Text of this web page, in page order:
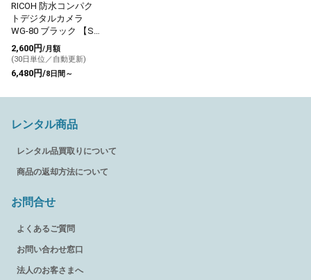
RICOH 防水コンパク
トデジタルカメラ
WG-80 ブラック 【SD
カード付】
2,600円/月額
(30日単位／自動更新)
6,480円/8日間～
レンタル商品
レンタル品買取りについて
商品の返却方法について
お問合せ
よくあるご質問
お問い合わせ窓口
法人のお客さまへ